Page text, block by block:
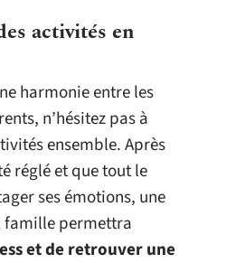
activités en
harmonie entre les
n’hésitez pas à
ensemble. Après
réglé et que tout le
ses émotions, une
famille permettra
et de retrouver une